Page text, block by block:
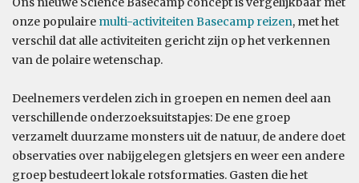
onze populaire multi-activiteiten Basecamp reizen, met het
verschil dat alle activiteiten gericht zijn op het verkennen
van de polaire wetenschap.
Deelnemers verdelen zich in groepen en nemen deel aan
verschillende onderzoeksuitstapjes: De ene groep
verzamelt duurzame monsters uit de natuur, de andere doet
observaties over nabijgelegen gletsjers en weer een andere
groep bestudeert lokale rotsformaties. Gasten die het